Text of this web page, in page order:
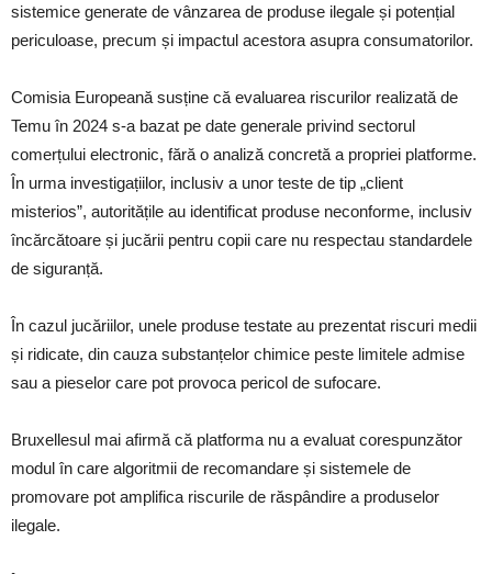
sistemice generate de vânzarea de produse ilegale și potențial
periculoase, precum și impactul acestora asupra consumatorilor.
Comisia Europeană susține că evaluarea riscurilor realizată de
Temu în 2024 s-a bazat pe date generale privind sectorul
comerțului electronic, fără o analiză concretă a propriei platforme.
În urma investigațiilor, inclusiv a unor teste de tip „client
misterios”, autoritățile au identificat produse neconforme, inclusiv
încărcătoare și jucării pentru copii care nu respectau standardele
de siguranță.
În cazul jucăriilor, unele produse testate au prezentat riscuri medii
și ridicate, din cauza substanțelor chimice peste limitele admise
sau a pieselor care pot provoca pericol de sufocare.
Bruxellesul mai afirmă că platforma nu a evaluat corespunzător
modul în care algoritmii de recomandare și sistemele de
promovare pot amplifica riscurile de răspândire a produselor
ilegale.